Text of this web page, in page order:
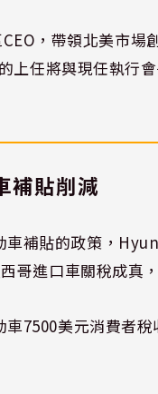
，帶領北美市場
上任將與現任執行
補貼削減
補貼的政策，
哥進口車關稅成真
7500美元消費者